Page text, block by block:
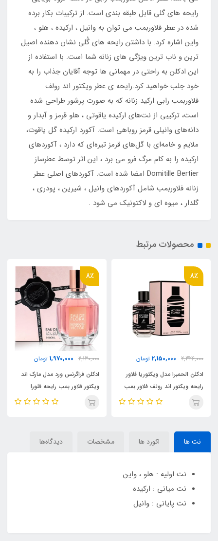
رایحه های گلی قابل‌ طبقه‌ بندی است. از ترکیبات بکار برده
شده در عطر فلاوربمب می توان به وانیل ، ارکیده ، هلو ،
واین اشاره کرد. با داشتن رایحه های گُلی نشان دهنده اصیل
ترین و ناب ترین ویژگی های زنانه شما است. با استفاده از
این ادکلن به راحتی در مهمانی ها توجه آقایان جذاب را به
خود جلب خواهید کرد.رایحه ی عطر ویکتور اند رولف
فلاوربمب رابی ارکید زنانه که به صورت پرشور طراحی شده
است، ترکیبی از نت‌های ارکیده یاقوتی ، هلو قرمز و آبدار و
دانه‌های وانیلی قرمز روباهی است. آکورد ارکیده گل یاقوت،
ملایم و خامه‌ای با گل‌های قرمز تیره‌ای که دارد ، آکوردهای
ارکیده را به کام مرگ فرو می برد ، این اثر توسط عطرساز
Domitille Bertier امضا شده است. آکوردهای اصلی عطر
زنانه فلاوربمب شامل آکوردهای وانیل ، شیرین ، پودری ،
گلدار ، میوه ای و لاکتونیک می شود .
محصولات مرتبط
2,130,000
1,970,000 تومان
ادکلن فراگرنس ورد مدل مارک اند
ویکتور فلاور بمب رایحه فلورا
8٪
2,326,000
2,150,000
ادکلن الحمبرا مدل ویکتوریا فلاور
رایحه ویکتور اند رولف فلاور بمب
(victoria flower)Viktor Rolf
نت ها اکورد ها مشخصات دیدگاه‌ها
نت اولیه : هلو ، واین
نت میانی : ارکیده
نت پایانی : وانیل